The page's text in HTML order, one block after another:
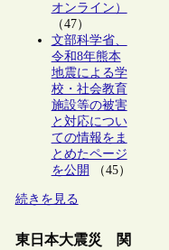
オンライン）
（47）
文部科学省、
令和8年熊本
地震による学
校・社会教育
施設等の被害
と対応につい
ての情報をま
とめたページ
を公開
（45）
続きを見る
東日本大震災 関